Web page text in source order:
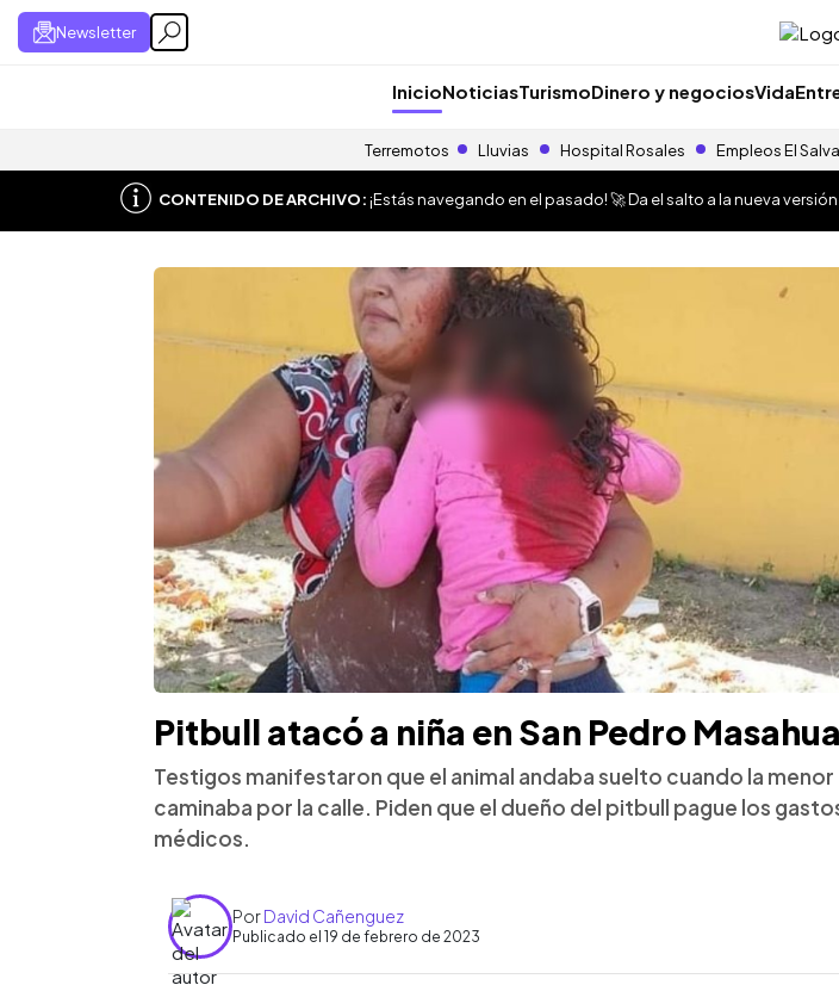
Newsletter
InicioNoticiasTurismoDinero y negociosVida
Terremotos Lluvias Hospital Rosales Empleos El
CONTENIDO DE ARCHIVO:¡Estás navegando en el pasado! 🚀 Da el salto a la nueva
Pitbull atacó a niña en San Pedro
Testigos manifestaron que el animal andaba suelto cuando la menor
caminaba por la calle. Piden que el dueño del pitbull pague los
médicos.
PorDavid Cañenguez
Publicado el 19 de febrero de 2023